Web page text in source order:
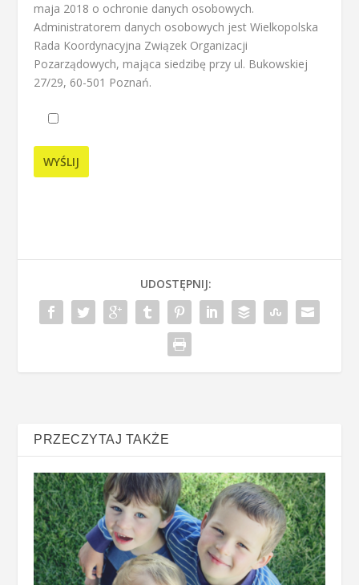
maja 2018 o ochronie danych osobowych.
Administratorem danych osobowych jest Wielkopolska
Rada Koordynacyjna Związek Organizacji
Pozarządowych, mająca siedzibę przy ul. Bukowskiej
27/29, 60-501 Poznań.
UDOSTĘPNIJ:
PRZECZYTAJ TAKŻE